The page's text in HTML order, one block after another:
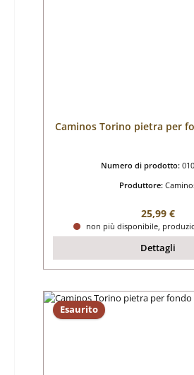
Caminos Torino pietra per
Numero di prodotto:
Produttore:
Prezzo
25,99 €
non più disponibile,
Dettagli
Esaurito